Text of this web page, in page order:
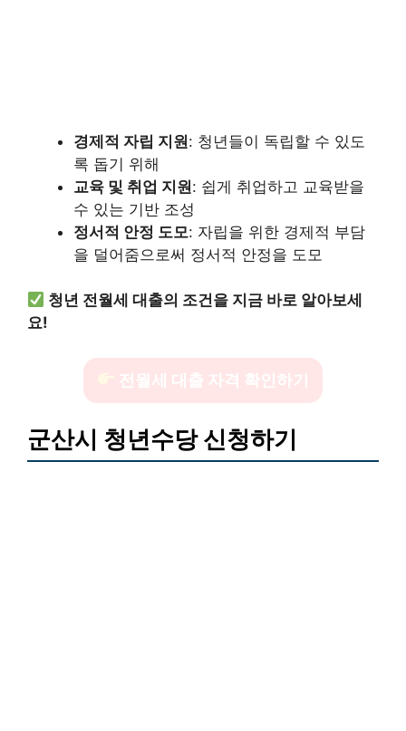
경제적 자립 지원: 청년들이 독립할 수 있도
록 돕기 위해
교육 및 취업 지원: 쉽게 취업하고 교육받을
수 있는 기반 조성
정서적 안정 도모: 자립을 위한 경제적 부담
을 덜어줌으로써 정서적 안정을 도모
청년 전월세 대출의 조건을 지금 바로 알아보세
요!
전월세 대출 자격 확인하기
군산시 청년수당 신청하기